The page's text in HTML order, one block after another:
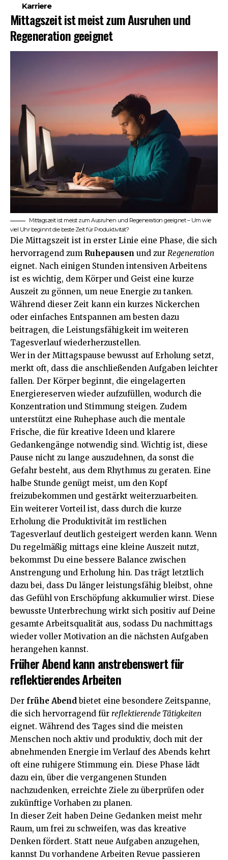
Karriere
Mittagszeit ist meist zum Ausruhen und
Regeneration geeignet
Mittagszeit ist meist zum Ausruhen und Regeneration geeignet – Um wie
viel Uhr beginnt die beste Zeit für Produktivität?
Die Mittagszeit ist in erster Linie eine Phase, die sich
hervorragend zum Ruhepausen und zur Regeneration
eignet. Nach einigen Stunden intensiven Arbeitens
ist es wichtig, dem Körper und Geist eine kurze
Auszeit zu gönnen, um neue Energie zu tanken.
Während dieser Zeit kann ein kurzes Nickerchen
oder einfaches Entspannen am besten dazu
beitragen, die Leistungsfähigkeit im weiteren
Tagesverlauf wiederherzustellen.
Wer in der Mittagspause bewusst auf Erholung setzt,
merkt oft, dass die anschließenden Aufgaben leichter
fallen. Der Körper beginnt, die eingelagerten
Energiereserven wieder aufzufüllen, wodurch die
Konzentration und Stimmung steigen. Zudem
unterstützt eine Ruhephase auch die mentale
Frische, die für kreative Ideen und klarere
Gedankengänge notwendig sind. Wichtig ist, diese
Pause nicht zu lange auszudehnen, da sonst die
Gefahr besteht, aus dem Rhythmus zu geraten. Eine
halbe Stunde genügt meist, um den Kopf
freizubekommen und gestärkt weiterzuarbeiten.
Ein weiterer Vorteil ist, dass durch die kurze
Erholung die Produktivität im restlichen
Tagesverlauf deutlich gesteigert werden kann. Wenn
Du regelmäßig mittags eine kleine Auszeit nutzt,
bekommst Du eine bessere Balance zwischen
Anstrengung und Erholung hin. Das trägt letztlich
dazu bei, dass Du länger leistungsfähig bleibst, ohne
das Gefühl von Erschöpfung akkumulier wirst. Diese
bewusste Unterbrechung wirkt sich positiv auf Deine
gesamte Arbeitsqualität aus, sodass Du nachmittags
wieder voller Motivation an die nächsten Aufgaben
herangehen kannst.
Früher Abend kann anstrebenswert für
reflektierendes Arbeiten
Der frühe Abend bietet eine besondere Zeitspanne,
die sich hervorragend für reflektierende Tätigkeiten
eignet. Während des Tages sind die meisten
Menschen noch aktiv und produktiv, doch mit der
abnehmenden Energie im Verlauf des Abends kehrt
oft eine ruhigere Stimmung ein. Diese Phase lädt
dazu ein, über die vergangenen Stunden
nachzudenken, erreichte Ziele zu überprüfen oder
zukünftige Vorhaben zu planen.
In dieser Zeit haben Deine Gedanken meist mehr
Raum, um frei zu schweifen, was das kreative
Denken fördert. Statt neue Aufgaben anzugehen,
kannst Du vorhandene Arbeiten Revue passieren